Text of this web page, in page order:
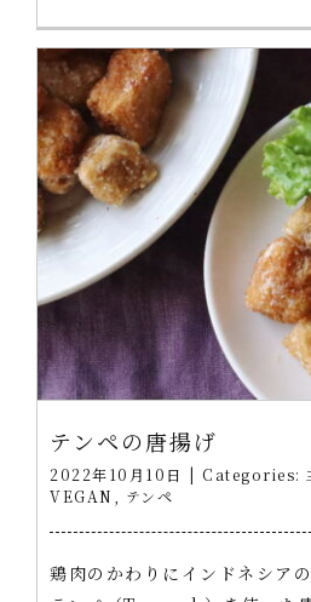
テンペの唐揚げ
2022年10月10日 | Categories:
VEGAN
テンペ
鶏肉のかわりにインドネシア